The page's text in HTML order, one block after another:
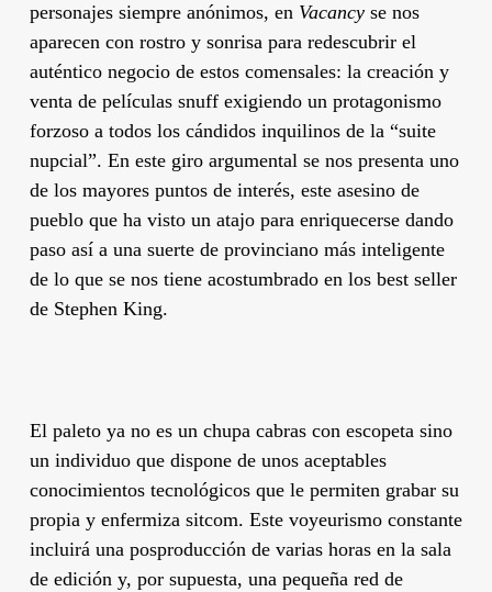
personajes siempre anónimos, en Vacancyse nos
aparecen con rostro y sonrisa para redescubrir el
auténtico negocio de estos comensales: la creación y
venta de películas snuff exigiendo un protagonismo
forzoso a todos los cándidos inquilinos de la “suite
nupcial”. En este giro argumental se nos presenta uno
de los mayores puntos de interés, este asesino de
pueblo que ha visto un atajo para enriquecerse dando
paso así a una suerte de provinciano más inteligente
de lo que se nos tiene acostumbrado en los best seller
de Stephen King.
El paleto ya no es un chupa cabras con escopeta sino
un individuo que dispone de unos aceptables
conocimientos tecnológicos que le permiten grabar su
propia y enfermiza sitcom. Este voyeurismo constante
incluirá una posproducción de varias horas en la sala
de edición y, por supuesta, una pequeña red de